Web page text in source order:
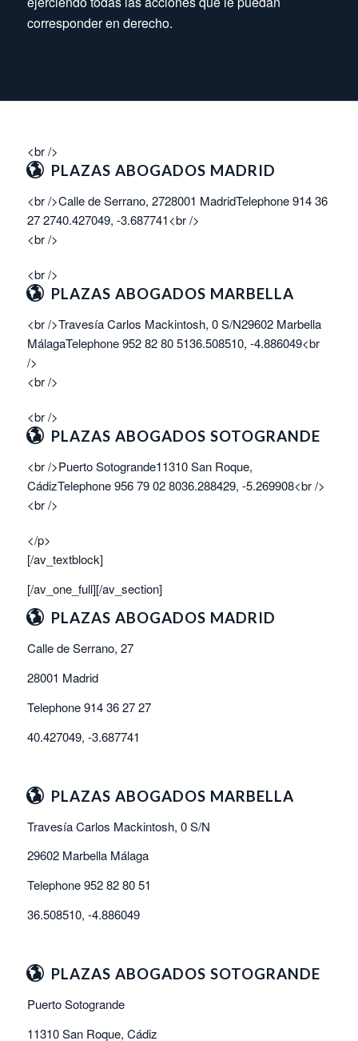
corresponder en derecho.
<br />
PLAZAS ABOGADOS MADRID
<br />Calle de Serrano, 2728001 MadridTelephone 914 36
27 2740.427049, -3.687741<br />
<br />
<br />
PLAZAS ABOGADOS MARBELLA
<br />Travesía Carlos Mackintosh, 0 S/N29602 Marbella
MálagaTelephone 952 82 80 5136.508510, -4.886049<br
/>
<br />
<br />
PLAZAS ABOGADOS SOTOGRANDE
<br />Puerto Sotogrande11310 San Roque,
CádizTelephone 956 79 02 8036.288429, -5.269908<br />
<br />
</p>
[/av_textblock]
[/av_one_full][/av_section]
PLAZAS ABOGADOS MADRID
Calle de Serrano, 27
28001 Madrid
Telephone 914 36 27 27
40.427049, -3.687741
PLAZAS ABOGADOS MARBELLA
Travesía Carlos Mackintosh, 0 S/N
29602 Marbella Málaga
Telephone 952 82 80 51
36.508510, -4.886049
PLAZAS ABOGADOS SOTOGRANDE
Puerto Sotogrande
11310 San Roque, Cádiz